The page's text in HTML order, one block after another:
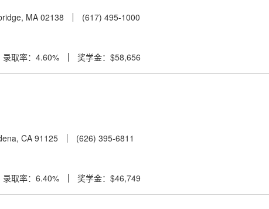
MA 02138
(617) 495-1000
录取率：4.60% 奖学金：$58,656
CA 91125
(626) 395-6811
录取率：6.40% 奖学金：$46,749